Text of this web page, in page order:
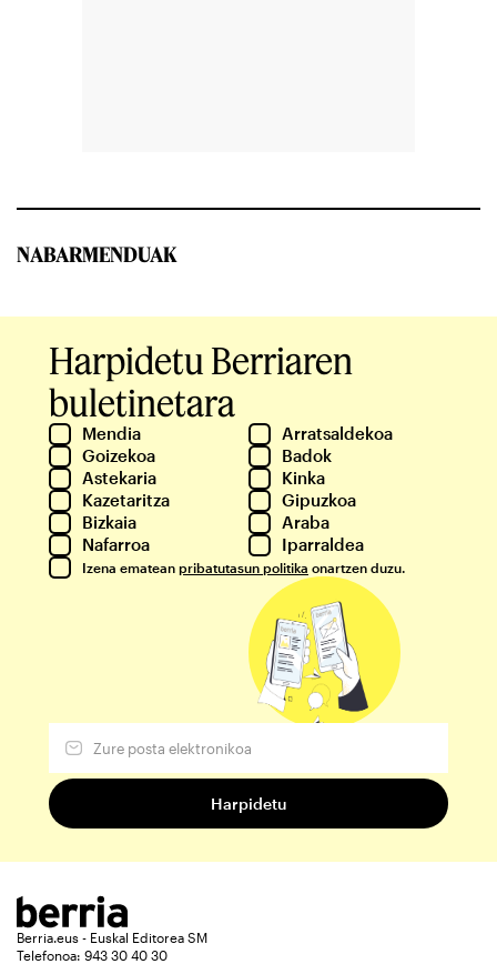
NABARMENDUAK
Harpidetu Berriaren
buletinetara
Mendia
Arratsaldekoa
Goizekoa
Badok
Astekaria
Kinka
Kazetaritza
Gipuzkoa
Bizkaia
Araba
Nafarroa
Iparraldea
Izena ematean pribatutasun politika onartzen duzu.
Berria.eus - Euskal Editorea SM
Telefonoa: 943 30 40 30